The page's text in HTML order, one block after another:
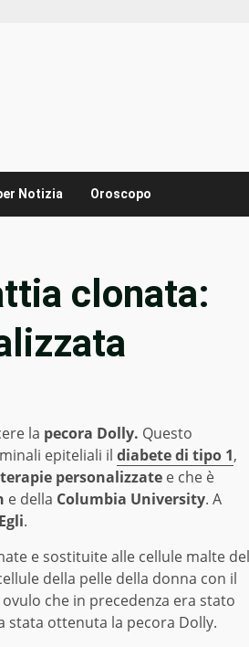
Notizia Oroscopo
clonata:
la pecora Dolly. Questo
epiteliali il diabete di tipo 1,
terapie personalizzate e che è
e della Columbia University. A
.
e sostituite alle cellule malte del
della pelle della donna con il
che in precedenza era stato
stata ottenuta la pecora Dolly.